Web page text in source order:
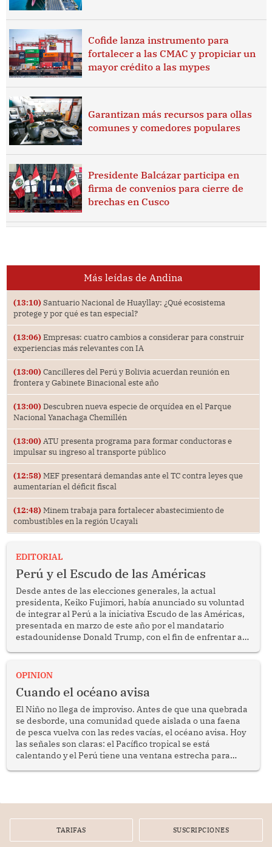
Cofide lanza instrumento para
fortalecer a las CMAC y propiciar un
mayor crédito a las mypes
Garantizan más recursos para ollas
comunes y comedores populares
Presidente Balcázar participa en
firma de convenios para cierre de
brechas en Cusco
Más leídas de Andina
(13:10) Santuario Nacional de Huayllay: ¿Qué ecosistema
protege y por qué es tan especial?
(13:06) Empresas: cuatro cambios a considerar para construir
experiencias más relevantes con IA
(13:00) Cancilleres del Perú y Bolivia acuerdan reunión en
frontera y Gabinete Binacional este año
(13:00) Descubren nueva especie de orquídea en el Parque
Nacional Yanachaga Chemillén
(13:00) ATU presenta programa para formar conductoras e
impulsar su ingreso al transporte público
(12:58) MEF presentará demandas ante el TC contra leyes que
aumentarían el déficit fiscal
(12:48) Minem trabaja para fortalecer abastecimiento de
combustibles en la región Ucayali
EDITORIAL
Perú y el Escudo de las Américas
Desde antes de las elecciones generales, la actual
presidenta, Keiko Fujimori, había anunciado su voluntad
de integrar al Perú a la iniciativa Escudo de las Américas,
presentada en marzo de este año por el mandatario
estadounidense Donald Trump, con el fin de enfrentar al
OPINION
Cuando el océano avisa
El Niño no llega de improviso. Antes de que una quebrada
se desborde, una comunidad quede aislada o una faena
de pesca vuelva con las redes vacías, el océano avisa. Hoy
las señales son claras: el Pacífico tropical se está
calentando y el Perú tiene una ventana estrecha para
TARIFAS SUSCRIPCIONES